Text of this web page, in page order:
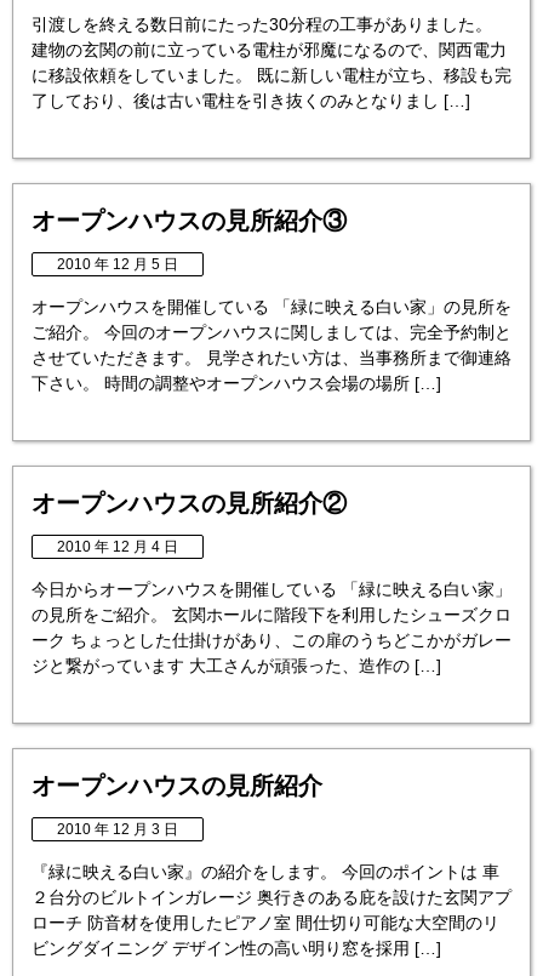
引渡しを終える数日前にたった30分程の工事がありました。
建物の玄関の前に立っている電柱が邪魔になるので、関西電力
に移設依頼をしていました。 既に新しい電柱が立ち、移設も完
了しており、後は古い電柱を引き抜くのみとなりまし […]
オープンハウスの見所紹介③
2010 年 12 月 5 日
オープンハウスを開催している 「緑に映える白い家」の見所を
ご紹介。 今回のオープンハウスに関しましては、完全予約制と
させていただきます。 見学されたい方は、当事務所まで御連絡
下さい。 時間の調整やオープンハウス会場の場所 […]
オープンハウスの見所紹介②
2010 年 12 月 4 日
今日からオープンハウスを開催している 「緑に映える白い家」
の見所をご紹介。 玄関ホールに階段下を利用したシューズクロ
ーク ちょっとした仕掛けがあり、この扉のうちどこかがガレー
ジと繋がっています 大工さんが頑張った、造作の […]
オープンハウスの見所紹介
2010 年 12 月 3 日
『緑に映える白い家』の紹介をします。 今回のポイントは 車
２台分のビルトインガレージ 奥行きのある庇を設けた玄関アプ
ローチ 防音材を使用したピアノ室 間仕切り可能な大空間のリ
ビングダイニング デザイン性の高い明り窓を採用 […]